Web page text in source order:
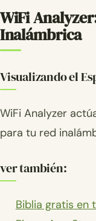
WiFi
Inalámbrica
Visualizando el
WiFi Analyzer
para tu red
ver también:
Biblia gratis en